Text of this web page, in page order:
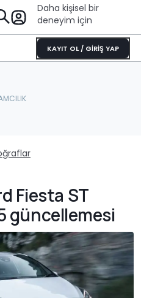
Daha kişisel bir
deneyim için
KAYIT OL / GİRİŞ YAP
Fiesta ST
güncellemesi